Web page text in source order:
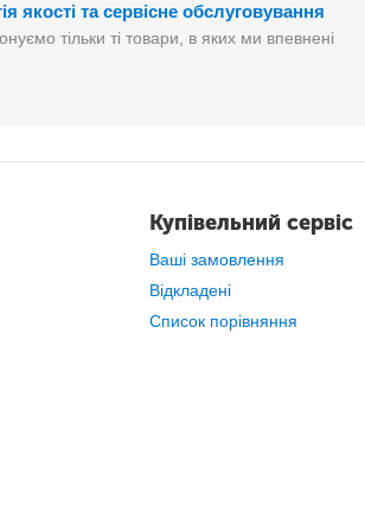
якості та сервісне обслуговування
тільки ті товари, в яких ми впевнені
Купівельний сервіс
Ваші замовлення
Відкладені
Список порівняння